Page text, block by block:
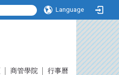
Language
商管學院 行事曆